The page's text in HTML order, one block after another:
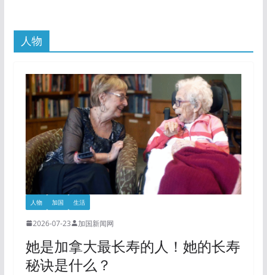
人物
人物 加国 生活
2026-07-23 加国新闻网
她是加拿大最长寿的人！她的长寿
秘诀是什么？